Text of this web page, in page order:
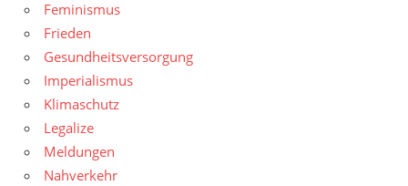
Feminismus
Frieden
Gesundheitsversorgung
Imperialismus
Klimaschutz
Legalize
Meldungen
Nahverkehr